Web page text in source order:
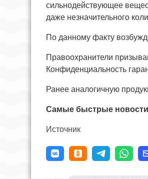
сильнодействующее
даже незначительного
По данному факту
Правоохранители
Конфиденциальность
Ранее аналогичную
Самые быстрые новости
Источник